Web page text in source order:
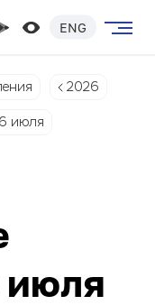
ENG
2026
июля
июля